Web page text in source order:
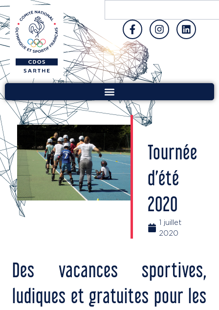
Tournée
d’été
2020
1 juillet
2020
Des vacances sportives,
ludiques et gratuites pour les